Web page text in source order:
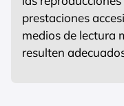
prestaciones
medios de lectura
resulten